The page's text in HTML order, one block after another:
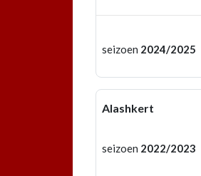
seizoen 2024/2025
Alashkert
seizoen 2022/2023